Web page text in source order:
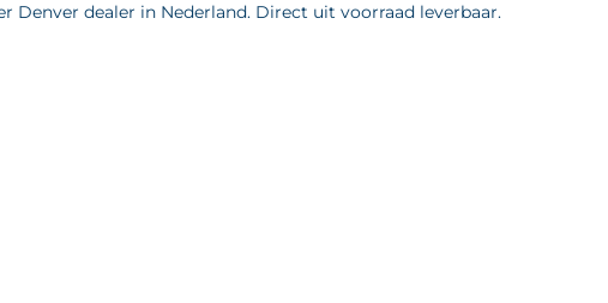
Denver dealer in Nederland. Direct uit voorraad leverbaar.